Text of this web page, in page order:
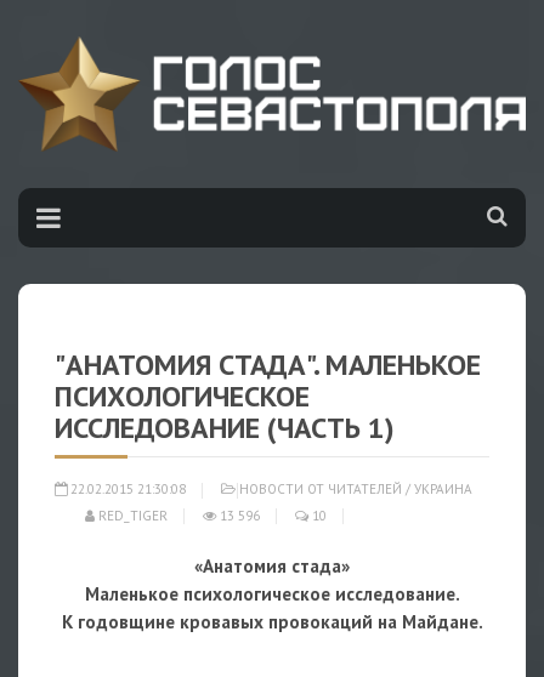
"АНАТОМИЯ СТАДА". МАЛЕНЬКОЕ
ПСИХОЛОГИЧЕСКОЕ
ИССЛЕДОВАНИЕ (ЧАСТЬ 1)
22.02.2015 21:30:08 НОВОСТИ ОТ ЧИТАТЕЛЕЙ / УКРАИНА
RED_TIGER
13 596 10
«Анатомия стада»
Маленькое психологическое исследование.
К годовщине кровавых провокаций на Майдане.